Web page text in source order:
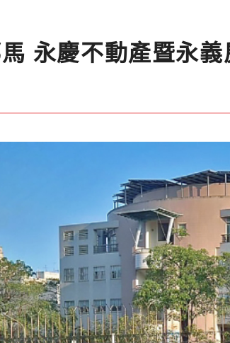
永慶不動產暨永